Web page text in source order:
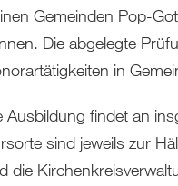
Gemeinden Pop-
Die abgelegte
in
Ausbildung findet an
sind jeweils zur
die